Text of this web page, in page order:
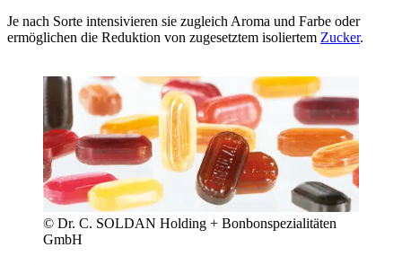
Je nach Sorte intensivieren sie zugleich Aroma und Farbe oder
ermöglichen die Reduktion von zugesetztem isoliertem Zucker.
© Dr. C. SOLDAN Holding + Bonbonspezialitäten
GmbH